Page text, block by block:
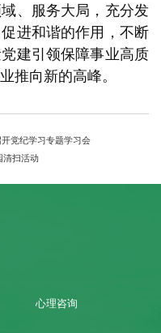
、服务大局，充分发
进和谐的作用，不断
建引领保障事业高质
推向新的高峰。
党纪学习专题学习会
清扫活动
心理咨询